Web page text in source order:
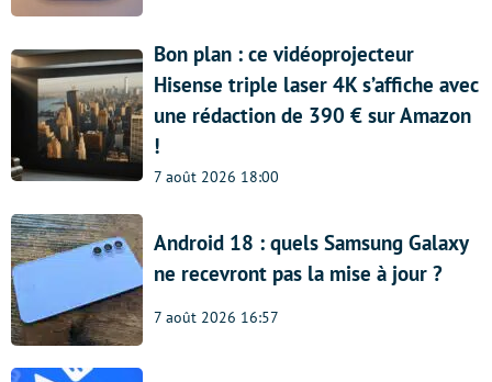
Bon plan : ce vidéoprojecteur
Hisense triple laser 4K s’affiche avec
une rédaction de 390 € sur Amazon
!
7 août 2026 18:00
Android 18 : quels Samsung Galaxy
ne recevront pas la mise à jour ?
7 août 2026 16:57